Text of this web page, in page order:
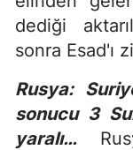
dediği
sonra Esad'ı
Rusya:
sonucu 3
yaralı…